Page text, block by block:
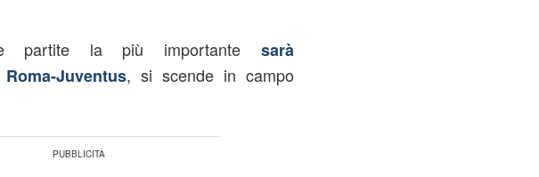
partite la più importante sarà
Roma-Juventus, si scende in campo